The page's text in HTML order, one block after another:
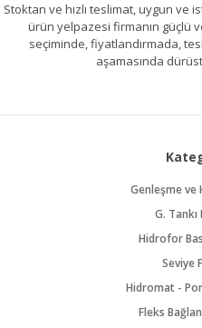
Stoktan ve hızlı teslimat, uygun ve
ürün yelpazesi firmanın güçlü
seçiminde, fiyatlandırmada,
aşamasında
Genleşme ve
G. Tankı
Hidrofor
Seviye
Hidromat -
Fleks